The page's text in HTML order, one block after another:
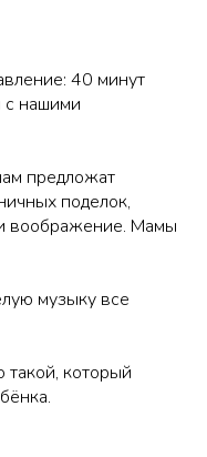
40 минут
с нашими
предложат
поделок,
воображение. Мамы
музыку все
который